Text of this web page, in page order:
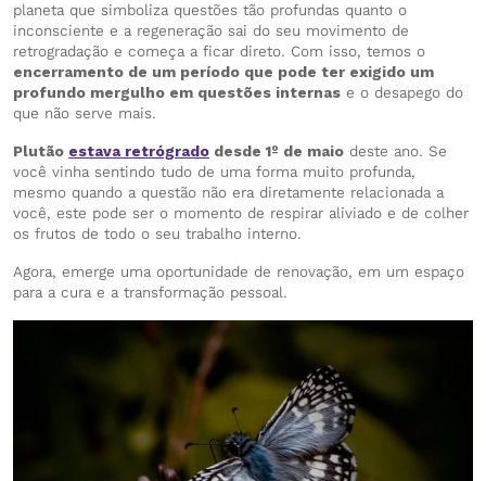
planeta que simboliza questões tão profundas quanto o
inconsciente e a regeneração sai do seu movimento de
retrogradação e começa a ficar direto. Com isso, temos o
encerramento de um período que pode ter exigido um
profundo mergulho em questões internas e o desapego do
que não serve mais.
Plutão estava retrógrado desde 1º de maio deste ano. Se
você vinha sentindo tudo de uma forma muito profunda,
mesmo quando a questão não era diretamente relacionada a
você, este pode ser o momento de respirar aliviado e de colher
os frutos de todo o seu trabalho interno.
Agora, emerge uma oportunidade de renovação, em um espaço
para a cura e a transformação pessoal.